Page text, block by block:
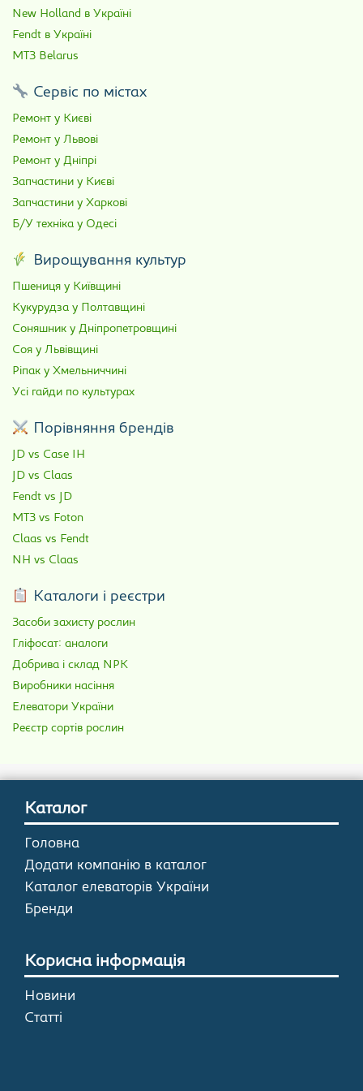
New Holland в Україні
Fendt в Україні
МТЗ Belarus
Сервіс по містах
Ремонт у Києві
Ремонт у Львові
Ремонт у Дніпрі
Запчастини у Києві
Запчастини у Харкові
Б/У техніка у Одесі
Вирощування культур
Пшениця у Київщині
Кукурудза у Полтавщині
Соняшник у Дніпропетровщині
Соя у Львівщині
Ріпак у Хмельниччині
Усі гайди по культурах
Порівняння брендів
JD vs Case IH
JD vs Claas
Fendt vs JD
МТЗ vs Foton
Claas vs Fendt
NH vs Claas
Каталоги і реєстри
Засоби захисту рослин
Гліфосат: аналоги
Добрива і склад NPK
Виробники насіння
Елеватори України
Реєстр сортів рослин
Каталог
Головна
Додати компанію в каталог
Каталог елеваторів України
Бренди
Корисна інформація
Новини
Статті